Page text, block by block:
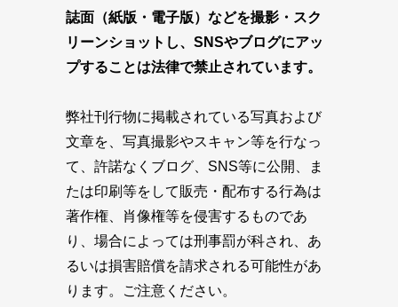
誌面（紙版・電子版）などを撮影・スク
リーンショットし、SNSやブログにアッ
プすることは法律で禁止されています。
弊社刊行物に掲載されている写真および
文章を、写真撮影やスキャン等を行なっ
て、許諾なくブログ、SNS等に公開、ま
たは印刷等をして販売・配布する行為は
著作権、肖像権等を侵害するものであ
り、場合によっては刑事罰が科され、あ
るいは損害賠償を請求される可能性があ
ります。ご注意ください。